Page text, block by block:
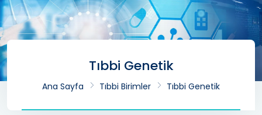
Tıbbi Genetik
Ana Sayfa Tıbbi Birimler Tıbbi Genetik